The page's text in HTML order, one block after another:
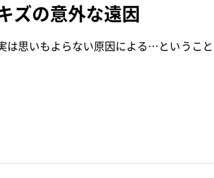
ズの意外な遠因
は思いもよらない原因による…ということ